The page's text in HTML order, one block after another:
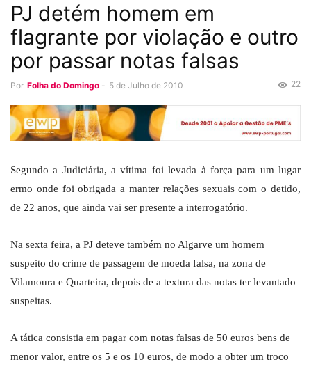
PJ detém homem em
flagrante por violação e outro
por passar notas falsas
Por Folha do Domingo - 5 de Julho de 2010 22
Segundo a Judiciária, a vítima foi levada à força para um lugar
ermo onde foi obrigada a manter relações sexuais com o detido,
de 22 anos, que ainda vai ser presente a interrogatório.
Na sexta feira, a PJ deteve também no Algarve um homem
suspeito do crime de passagem de moeda falsa, na zona de
Vilamoura e Quarteira, depois de a textura das notas ter levantado
suspeitas.
A tática consistia em pagar com notas falsas de 50 euros bens de
menor valor, entre os 5 e os 10 euros, de modo a obter um troco